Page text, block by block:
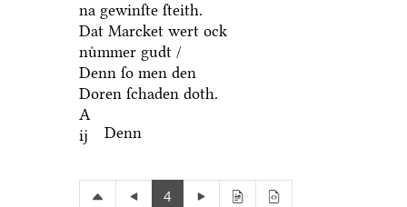
na gewinſte ſteith.
Dat Marcket wert ock
nuͤmmer gudt /
Denn ſo men den
Doren ſchaden doth.
A
ij
Denn
4